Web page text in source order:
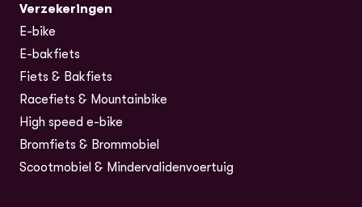
Verzekeringen
E-bike
E-bakfiets
Fiets & Bakfiets
Racefiets & Mountainbike
High speed e-bike
Bromfiets & Brommobiel
Scootmobiel & Mindervalidenvoertuig